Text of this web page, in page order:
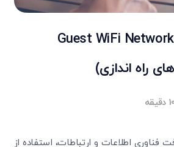
شبکه مهمان یا Guest WiFi Network
راه اندازی)
10 دقیقه
فناوری اطلاعات و ارتباطات، استفاده از